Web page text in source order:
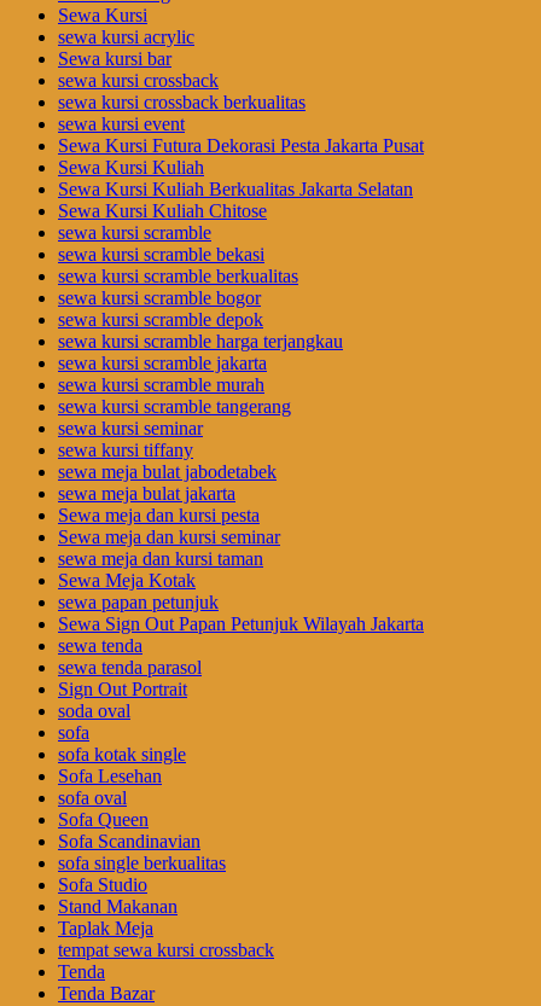
Sewa Kursi
sewa kursi acrylic
Sewa kursi bar
sewa kursi crossback
sewa kursi crossback berkualitas
sewa kursi event
Sewa Kursi Futura Dekorasi Pesta Jakarta Pusat
Sewa Kursi Kuliah
Sewa Kursi Kuliah Berkualitas Jakarta Selatan
Sewa Kursi Kuliah Chitose
sewa kursi scramble
sewa kursi scramble bekasi
sewa kursi scramble berkualitas
sewa kursi scramble bogor
sewa kursi scramble depok
sewa kursi scramble harga terjangkau
sewa kursi scramble jakarta
sewa kursi scramble murah
sewa kursi scramble tangerang
sewa kursi seminar
sewa kursi tiffany
sewa meja bulat jabodetabek
sewa meja bulat jakarta
Sewa meja dan kursi pesta
Sewa meja dan kursi seminar
sewa meja dan kursi taman
Sewa Meja Kotak
sewa papan petunjuk
Sewa Sign Out Papan Petunjuk Wilayah Jakarta
sewa tenda
sewa tenda parasol
Sign Out Portrait
soda oval
sofa
sofa kotak single
Sofa Lesehan
sofa oval
Sofa Queen
Sofa Scandinavian
sofa single berkualitas
Sofa Studio
Stand Makanan
Taplak Meja
tempat sewa kursi crossback
Tenda
Tenda Bazar